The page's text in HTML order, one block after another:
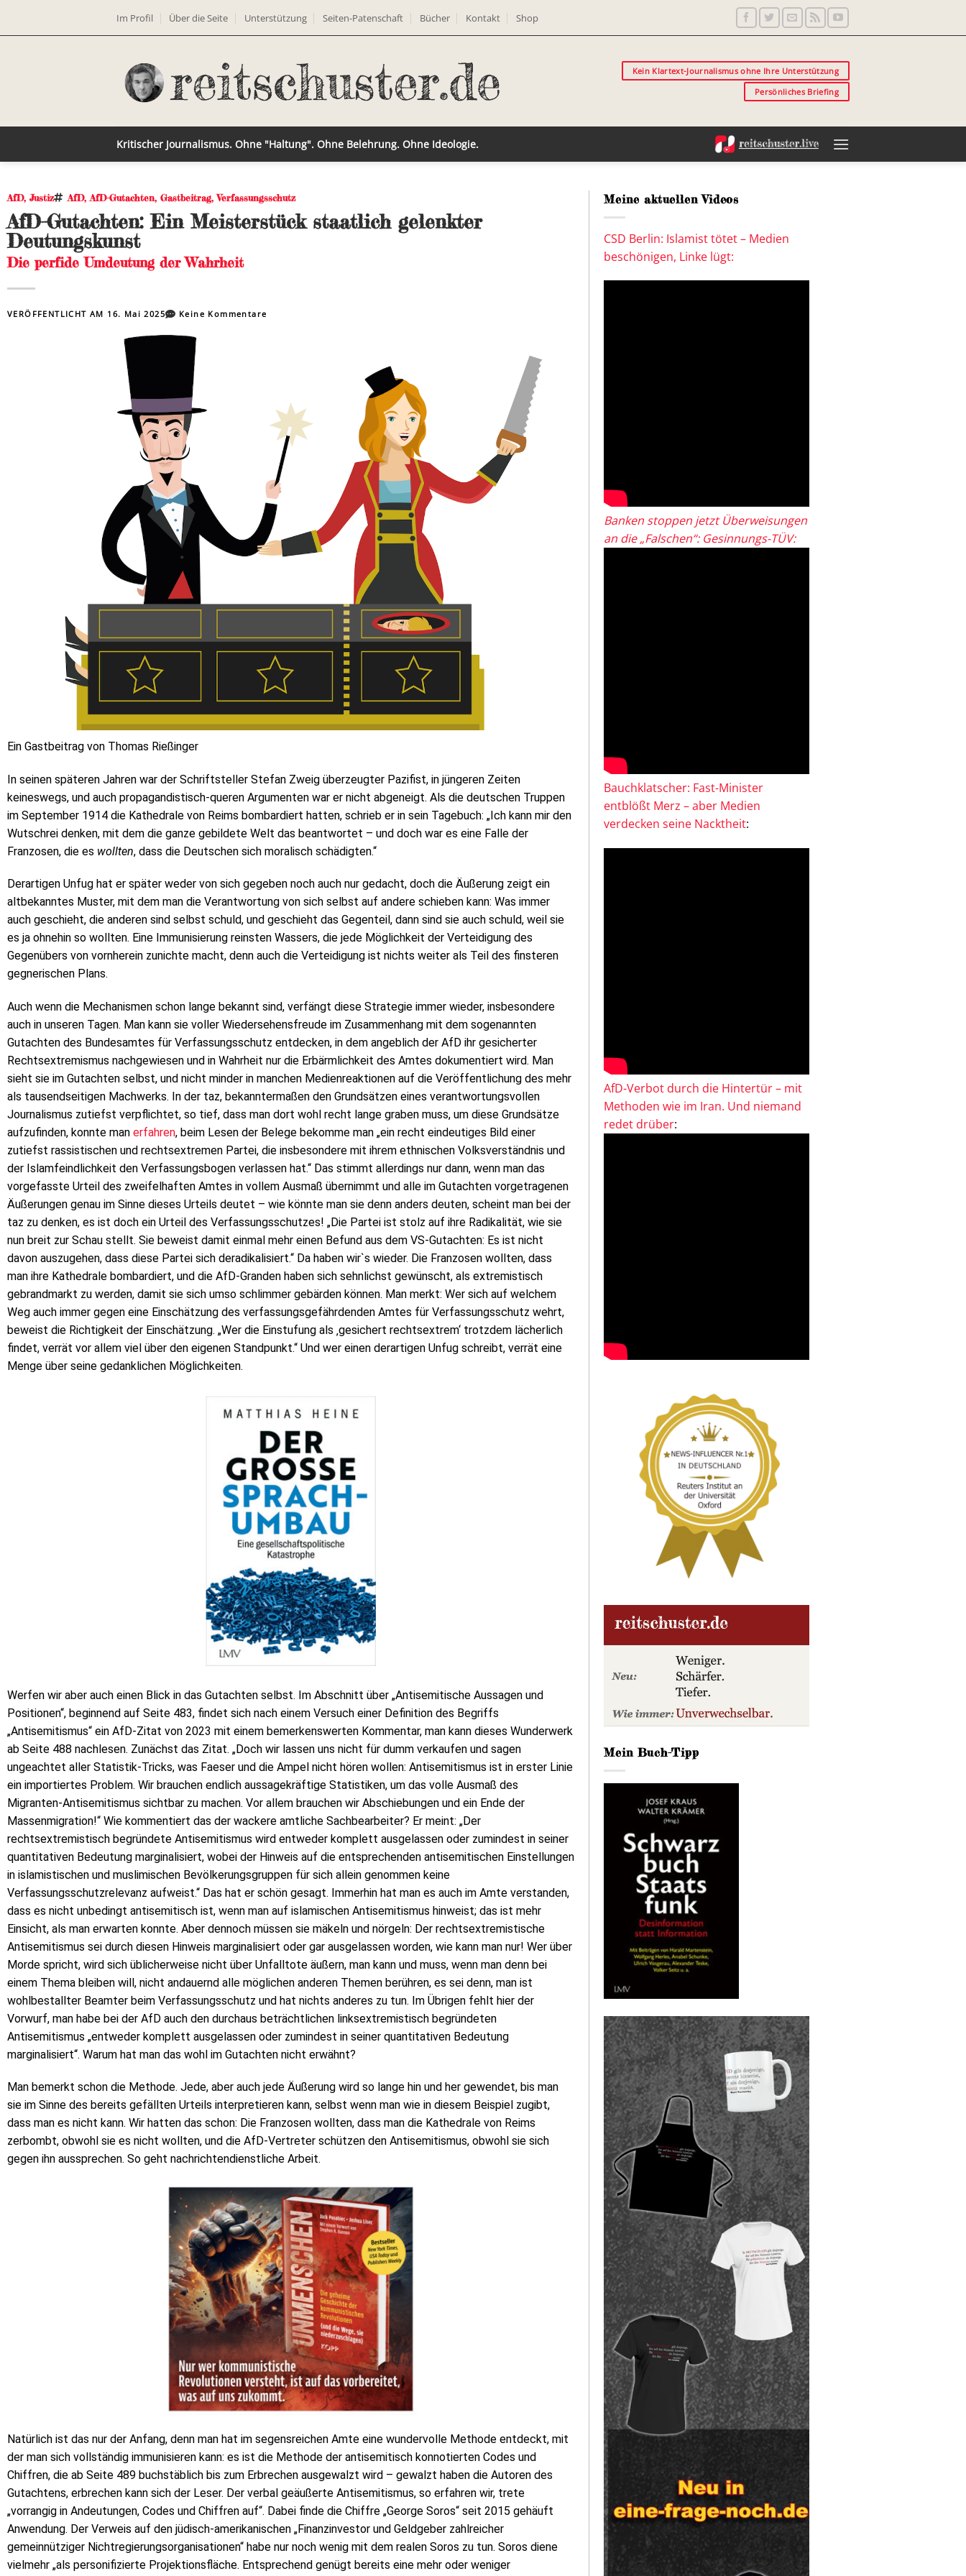
Im Profil Über die Seite Unterstützung Seiten-Patenschaft Bücher Kontakt Shop
Kein Klartext-Journalismus ohne Ihre Unterstützung
Persönliches Briefing
Kritischer Journalismus. Ohne "Haltung". Ohne Belehrung. Ohne Ideologie.
AfD, Justiz AfD, AfD-Gutachten, Gastbeitrag,Verfassungsschutz
AfD-Gutachten: Ein Meisterstück staatlich gelenkter
Deutungskunst
Die perfide Umdeutung der Wahrheit
VERÖFFENTLICHT AM 16. Mai 2025 Keine Kommentare
Ein Gastbeitrag von Thomas Rießinger
In seinen späteren Jahren war der Schriftsteller Stefan Zweig überzeugter Pazifist, in jüngeren Zeiten
keineswegs, und auch propagandistisch-queren Argumenten war er nicht abgeneigt. Als die deutschen Truppen
im September 1914 die Kathedrale von Reims bombardiert hatten, schrieb er in sein Tagebuch: „Ich kann mir den
Wutschrei denken, mit dem die ganze gebildete Welt das beantwortet – und doch war es eine Falle der
Franzosen, die es wollten, dass die Deutschen sich moralisch schädigten.“
Derartigen Unfug hat er später weder von sich gegeben noch auch nur gedacht, doch die Äußerung zeigt ein
altbekanntes Muster, mit dem man die Verantwortung von sich selbst auf andere schieben kann: Was immer
auch geschieht, die anderen sind selbst schuld, und geschieht das Gegenteil, dann sind sie auch schuld, weil sie
es ja ohnehin so wollten. Eine Immunisierung reinsten Wassers, die jede Möglichkeit der Verteidigung des
Gegenübers von vornherein zunichte macht, denn auch die Verteidigung ist nichts weiter als Teil des finsteren
gegnerischen Plans.
Auch wenn die Mechanismen schon lange bekannt sind, verfängt diese Strategie immer wieder, insbesondere
auch in unseren Tagen. Man kann sie voller Wiedersehensfreude im Zusammenhang mit dem sogenannten
Gutachten des Bundesamtes für Verfassungsschutz entdecken, in dem angeblich der AfD ihr gesicherter
Rechtsextremismus nachgewiesen und in Wahrheit nur die Erbärmlichkeit des Amtes dokumentiert wird. Man
sieht sie im Gutachten selbst, und nicht minder in manchen Medienreaktionen auf die Veröffentlichung des mehr
als tausendseitigen Machwerks. In der taz, bekanntermaßen den Grundsätzen eines verantwortungsvollen
Journalismus zutiefst verpflichtet, so tief, dass man dort wohl recht lange graben muss, um diese Grundsätze
aufzufinden, konnte man erfahren, beim Lesen der Belege bekomme man „ein recht eindeutiges Bild einer
zutiefst rassistischen und rechtsextremen Partei, die insbesondere mit ihrem ethnischen Volksverständnis und
der Islamfeindlichkeit den Verfassungsbogen verlassen hat.“ Das stimmt allerdings nur dann, wenn man das
vorgefasste Urteil des zweifelhaften Amtes in vollem Ausmaß übernimmt und alle im Gutachten vorgetragenen
Äußerungen genau im Sinne dieses Urteils deutet – wie könnte man sie denn anders deuten, scheint man bei der
taz zu denken, es ist doch ein Urteil des Verfassungsschutzes! „Die Partei ist stolz auf ihre Radikalität, wie sie
nun breit zur Schau stellt. Sie beweist damit einmal mehr einen Befund aus dem VS-Gutachten: Es ist nicht
davon auszugehen, dass diese Partei sich deradikalisiert.“ Da haben wir`s wieder. Die Franzosen wollten, dass
man ihre Kathedrale bombardiert, und die AfD-Granden haben sich sehnlichst gewünscht, als extremistisch
gebrandmarkt zu werden, damit sie sich umso schlimmer gebärden können. Man merkt: Wer sich auf welchem
Weg auch immer gegen eine Einschätzung des verfassungsgefährdenden Amtes für Verfassungsschutz wehrt,
beweist die Richtigkeit der Einschätzung. „Wer die Einstufung als ‚gesichert rechtsextrem‘ trotzdem lächerlich
findet, verrät vor allem viel über den eigenen Standpunkt.“ Und wer einen derartigen Unfug schreibt, verrät eine
Menge über seine gedanklichen Möglichkeiten.
Werfen wir aber auch einen Blick in das Gutachten selbst. Im Abschnitt über „Antisemitische Aussagen und
Positionen“, beginnend auf Seite 483, findet sich nach einem Versuch einer Definition des Begriffs
„Antisemitismus“ ein AfD-Zitat von 2023 mit einem bemerkenswerten Kommentar, man kann dieses Wunderwerk
ab Seite 488 nachlesen. Zunächst das Zitat. „Doch wir lassen uns nicht für dumm verkaufen und sagen
ungeachtet aller Statistik-Tricks, was Faeser und die Ampel nicht hören wollen: Antisemitismus ist in erster Linie
ein importiertes Problem. Wir brauchen endlich aussagekräftige Statistiken, um das volle Ausmaß des
Migranten-Antisemitismus sichtbar zu machen. Vor allem brauchen wir Abschiebungen und ein Ende der
Massenmigration!“ Wie kommentiert das der wackere amtliche Sachbearbeiter? Er meint: „Der
rechtsextremistisch begründete Antisemitismus wird entweder komplett ausgelassen oder zumindest in seiner
quantitativen Bedeutung marginalisiert, wobei der Hinweis auf die entsprechenden antisemitischen Einstellungen
in islamistischen und muslimischen Bevölkerungsgruppen für sich allein genommen keine
Verfassungsschutzrelevanz aufweist.“ Das hat er schön gesagt. Immerhin hat man es auch im Amte verstanden,
dass es nicht unbedingt antisemitisch ist, wenn man auf islamischen Antisemitismus hinweist; das ist mehr
Einsicht, als man erwarten konnte. Aber dennoch müssen sie mäkeln und nörgeln: Der rechtsextremistische
Antisemitismus sei durch diesen Hinweis marginalisiert oder gar ausgelassen worden, wie kann man nur! Wer über
Morde spricht, wird sich üblicherweise nicht über Unfalltote äußern, man kann und muss, wenn man denn bei
einem Thema bleiben will, nicht andauernd alle möglichen anderen Themen berühren, es sei denn, man ist
wohlbestallter Beamter beim Verfassungsschutz und hat nichts anderes zu tun. Im Übrigen fehlt hier der
Vorwurf, man habe bei der AfD auch den durchaus beträchtlichen linksextremistisch begründeten
Antisemitismus „entweder komplett ausgelassen oder zumindest in seiner quantitativen Bedeutung
marginalisiert“. Warum hat man das wohl im Gutachten nicht erwähnt?
Man bemerkt schon die Methode. Jede, aber auch jede Äußerung wird so lange hin und her gewendet, bis man
sie im Sinne des bereits gefällten Urteils interpretieren kann, selbst wenn man wie in diesem Beispiel zugibt,
dass man es nicht kann. Wir hatten das schon: Die Franzosen wollten, dass man die Kathedrale von Reims
zerbombt, obwohl sie es nicht wollten, und die AfD-Vertreter schützen den Antisemitismus, obwohl sie sich
gegen ihn aussprechen. So geht nachrichtendienstliche Arbeit.
Natürlich ist das nur der Anfang, denn man hat im segensreichen Amte eine wundervolle Methode entdeckt, mit
der man sich vollständig immunisieren kann: es ist die Methode der antisemitisch konnotierten Codes und
Chiffren, die ab Seite 489 buchstäblich bis zum Erbrechen ausgewalzt wird – gewalzt haben die Autoren des
Gutachtens, erbrechen kann sich der Leser. Der verbal geäußerte Antisemitismus, so erfahren wir, trete
„vorrangig in Andeutungen, Codes und Chiffren auf“. Dabei finde die Chiffre „George Soros“ seit 2015 gehäuft
Anwendung. Der Verweis auf den jüdisch-amerikanischen „Finanzinvestor und Geldgeber zahlreicher
gemeinnütziger Nichtregierungsorganisationen“ habe nur noch wenig mit dem realen Soros zu tun. Soros diene
vielmehr „als personifizierte Projektionsfläche. Entsprechend genügt bereits eine mehr oder weniger
Meine aktuellen Videos
CSD Berlin: Islamist tötet – Medien
beschönigen, Linke lügt:
Banken stoppen jetzt Überweisungen
an die „Falschen“: Gesinnungs-TÜV:
Bauchklatscher: Fast-Minister
entblößt Merz – aber Medien
verdecken seine Nacktheit:
AfD-Verbot durch die Hintertür – mit
Methoden wie im Iran. Und niemand
redet drüber:
Mein Buch-Tipp